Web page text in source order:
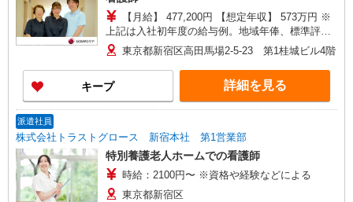
【月給】 477,200円 【想定年収】 573万円 ※
上記は入社初年度の給与例。地域年俸、標準評価
給を含む。 ◎オンコール手当別途支給：1,000
円〜2,000円/日 ◎年俸は経験により異なります。
東京都新宿区高田馬場2-5-23 第1桂城ビル4階
キープ 詳細を見る
派遣社員
株式会社トラストグロース 新宿本社 第1営業部
特別養護老人ホームでの看護師
時給：2100円〜 ※資格や経験などによる
東京都新宿区